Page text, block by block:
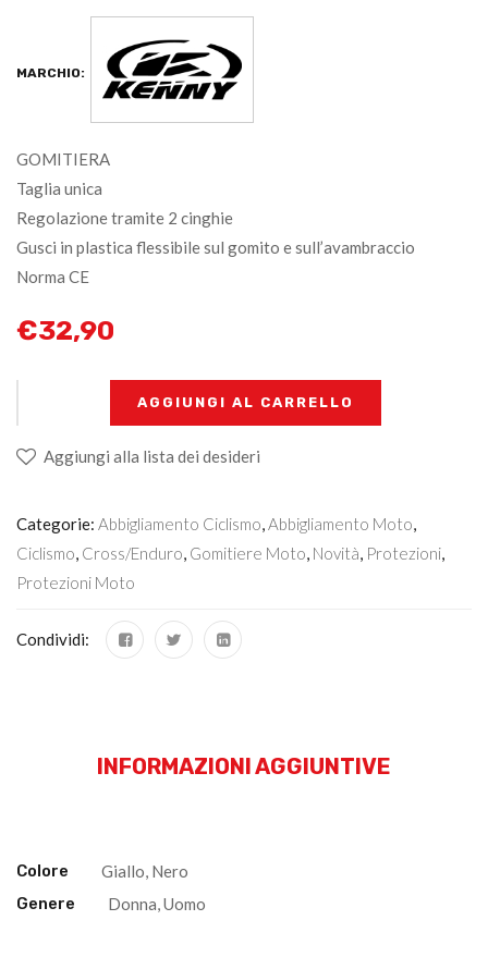
MARCHIO:
GOMITIERA
Taglia unica
Regolazione tramite 2 cinghie
Gusci in plastica flessibile sul gomito e sull’avambraccio
Norma CE
€32,90
AGGIUNGI AL CARRELLO
Aggiungi alla lista dei desideri
Categorie: Abbigliamento Ciclismo,Abbigliamento Moto,
Ciclismo, Cross/Enduro, Gomitiere Moto, Novità, Protezioni,
Protezioni Moto
Condividi:
INFORMAZIONI AGGIUNTIVE
Colore
Giallo, Nero
Genere
Donna, Uomo